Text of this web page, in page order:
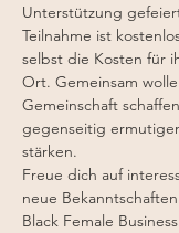
Unterstützung
Teilnahme ist
selbst die Kosten für
Ort. Gemeinsam
Gemeinschaft
gegenseitig
stärken.
Freue dich auf
neue
Black Female